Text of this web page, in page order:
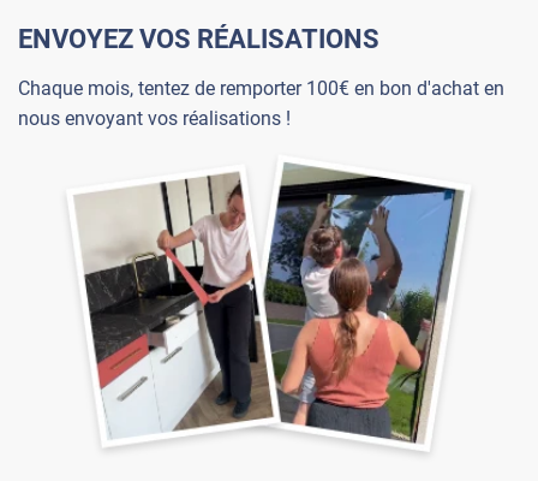
ENVOYEZ VOS RÉALISATIONS
Chaque mois, tentez de remporter 100€ en bon d'achat en
nous envoyant vos réalisations !